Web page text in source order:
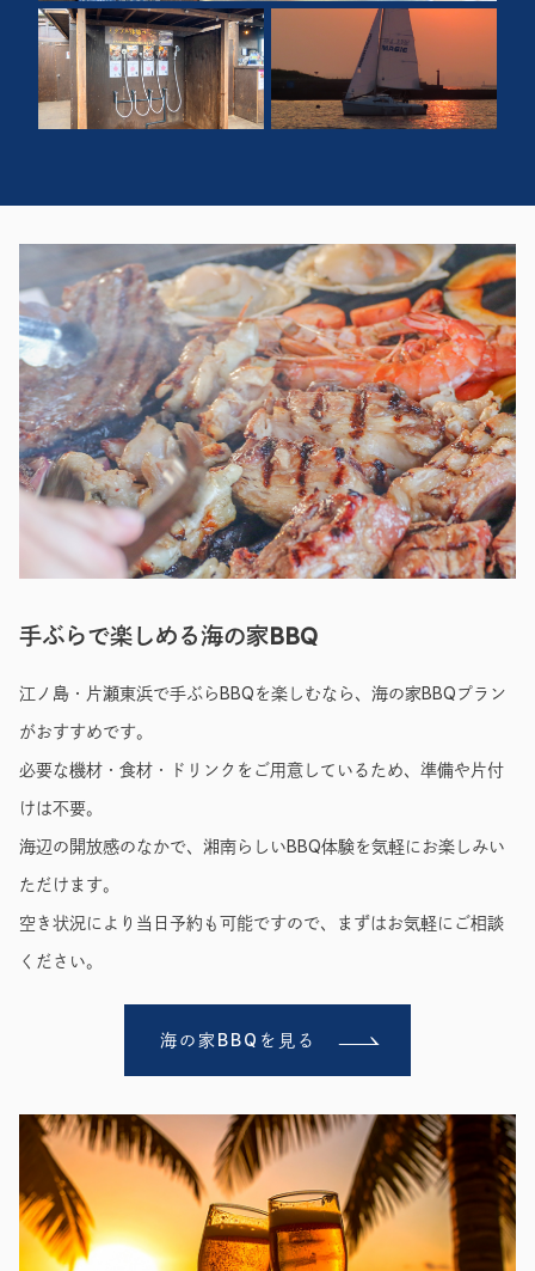
手ぶらで楽しめる海の家BBQ
江ノ島・片瀬東浜で手ぶらBBQを楽しむなら、海の家BBQプラン
がおすすめです。
必要な機材・食材・ドリンクをご用意しているため、準備や片付
けは不要。
海辺の開放感のなかで、湘南らしいBBQ体験を気軽にお楽しみい
ただけます。
空き状況により当日予約も可能ですので、まずはお気軽にご相談
ください。
海の家BBQを見る